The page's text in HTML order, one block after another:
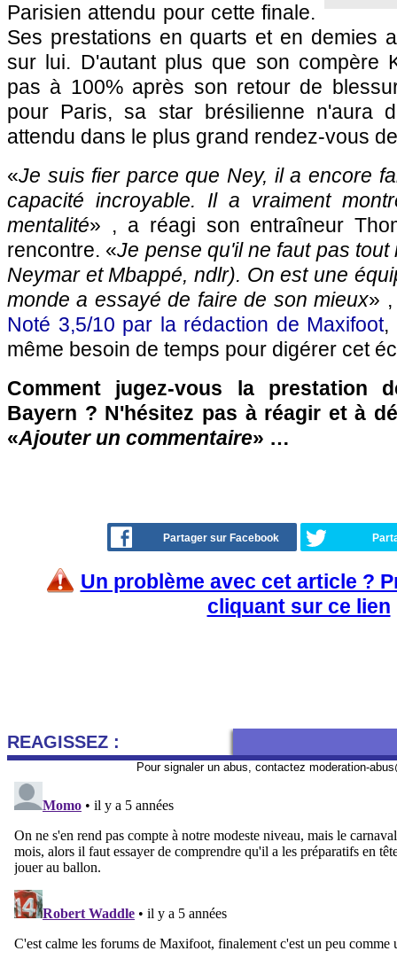
Parisien attendu pour cette finale.
Ses prestations en quarts et en demies
sur lui. D'autant plus que son compère
pas à 100% après son retour de
pour Paris, sa star brésilienne n'aura
attendu dans le plus grand rendez-vous
«Je suis fier parce que Ney, il a encore
capacité incroyable. Il a vraiment
mentalité» , a réagi son entraîneur
rencontre. «Je pense qu'il ne faut pas
Neymar et Mbappé, ndlr). On est une
monde a essayé de faire de son mieux»
Noté 3,5/10 par la rédaction de Maxifoot,
même besoin de temps pour digérer cet
Comment jugez-vous la prestation
Bayern ? N'hésitez pas à réagir et à
«Ajouter un commentaire» …
Partager sur Facebook
Un problème avec cet article ?
cliquant sur ce lien
REAGISSEZ :
Pour signaler un abus, contactez moderation-